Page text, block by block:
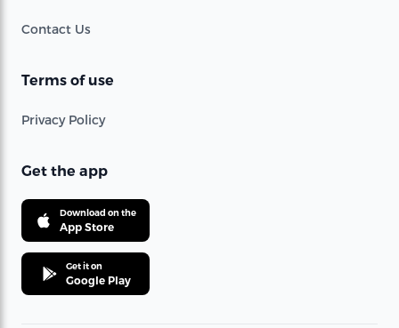
Contact Us
Terms of use
Privacy Policy
Get the app
Download on the
App Store
Get it on
Google Play